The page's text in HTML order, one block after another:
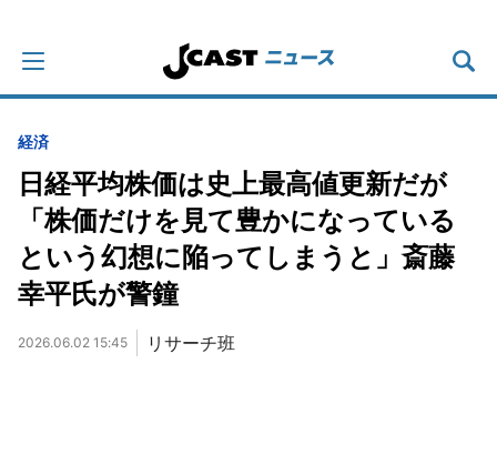
経済
日経平均株価は史上最高値更新だが
「株価だけを見て豊かになっている
という幻想に陥ってしまうと」斎藤
幸平氏が警鐘
2026.06.02 15:45 リサーチ班